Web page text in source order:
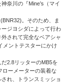
奈川の『Mine’s（マイ
。そのため、ま
ジヨシダによって行わ
されて完全なベアシャ
メントテスターにかけ
2.8リッターのMB5を
ローメーターの装着な
れ、トランスミッショ